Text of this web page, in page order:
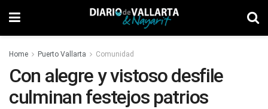
Home Puerto Vallarta Comunidad
Con alegre y vistoso desfile
culminan festejos patrios